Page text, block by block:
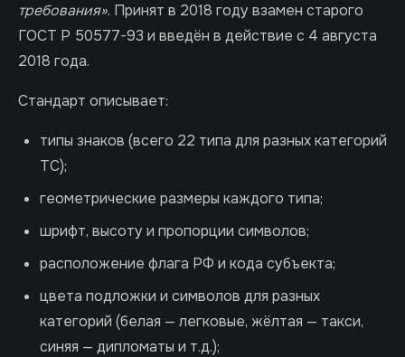
требования». Принят в 2018 году взамен старого
ГОСТ Р 50577-93 и введён в действие с 4 августа
2018 года.
Стандарт описывает:
типы знаков (всего 22 типа для разных категорий
ТС);
геометрические размеры каждого типа;
шрифт, высоту и пропорции символов;
расположение флага РФ и кода субъекта;
цвета подложки и символов для разных
категорий (белая — легковые, жёлтая — такси,
синяя — дипломаты и т.д.);